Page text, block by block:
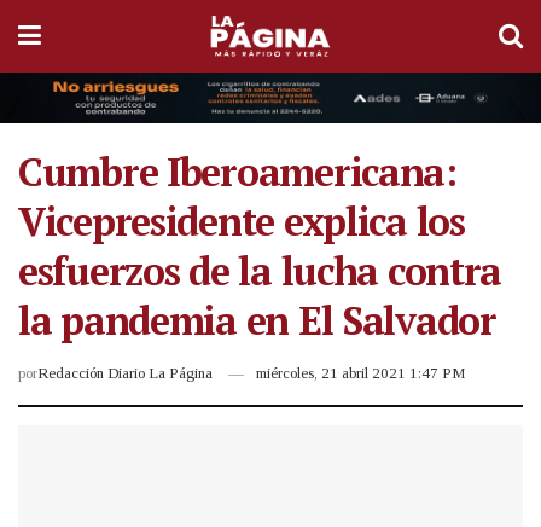
Cumbre Iberoamericana:
Vicepresidente explica los
esfuerzos de la lucha contra
la pandemia en El Salvador
porRedacción Diario La Página miércoles, 21 abril 2021 1:47 PM